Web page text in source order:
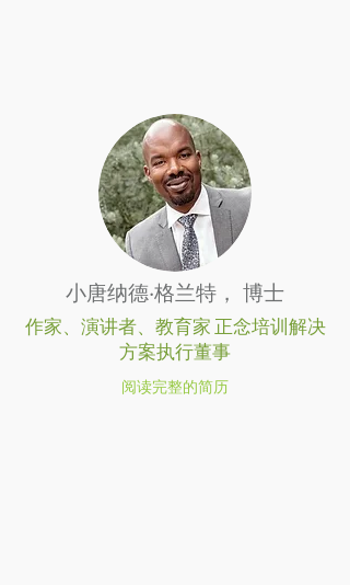
小唐纳德·格兰特， 博士
作家、演讲者、教育家 正念培训解决
方案执行董事
阅读完整的简历